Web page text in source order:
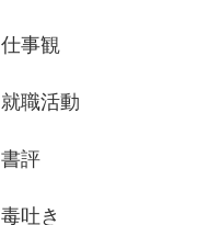
仕事観
就職活動
書評
毒吐き